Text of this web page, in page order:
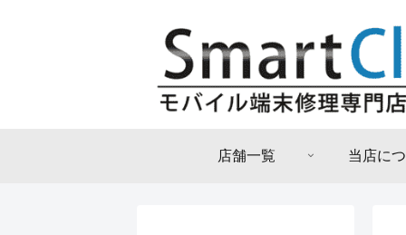
店舗一覧 当店に